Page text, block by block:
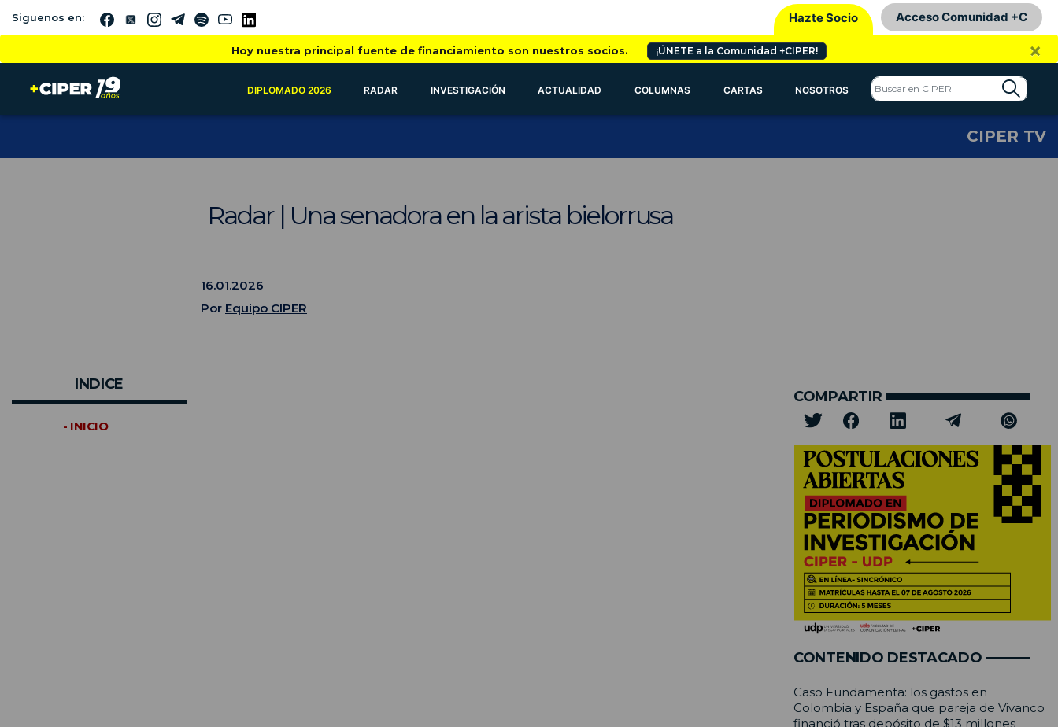
Siguenos en: Hazte Socio Acceso Comunidad +C
Hoy nuestra principal fuente de financiamiento son nuestros socios. ¡ÚNETE a la Comunidad +CIPER! ×
DIPLOMADO 2026 RADAR INVESTIGACIÓN ACTUALIDAD COLUMNAS CARTAS NOSOTROS
CIPER TV
Radar | Una senadora en la arista bielorrusa
16.01.2026
Por Equipo CIPER
INDICE
- INICIO
COMPARTIR
CONTENIDO DESTACADO
Caso Fundamenta: los gastos en
Colombia y España que pareja de Vivanco
financió tras depósito de $13 millones